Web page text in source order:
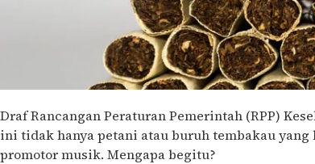
Draf Rancangan Peraturan Pemerintah (RPP)
ini tidak hanya petani atau buruh tembakau
promotor musik. Mengapa begitu?